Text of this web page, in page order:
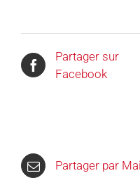
Partager sur
Facebook
Partager par